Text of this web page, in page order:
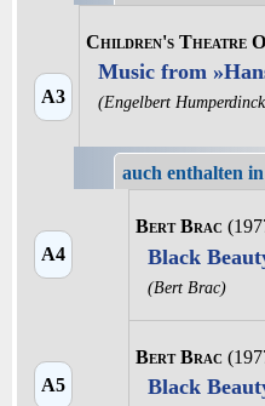
A3
Children's Theatre
Music from
(Engelbert
auch enthalten in
A4
Bert Brac
Black
(Bert Brac)
A5
Bert Brac
Black